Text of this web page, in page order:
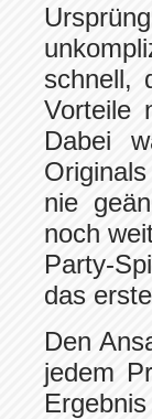
schnell,
Vorteile
Dabei
nie
noch
Party-
das
Den
jedem